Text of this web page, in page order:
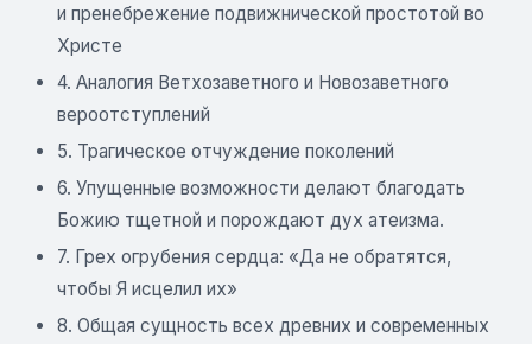
и пренебрежение подвижнической простотой во
Христе
4. Аналогия Ветхозаветного и Новозаветного
вероотступлений
5. Трагическое отчуждение поколений
6. Упущенные возможности делают благодать
Божию тщетной и порождают дух атеизма.
7. Грех огрубения сердца: «Да не обратятся,
чтобы Я исцелил их»
8. Общая сущность всех древних и современных